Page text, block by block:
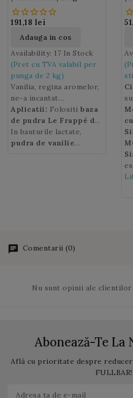
191,18 lei
Adauga in cos
Availability: 17 In Stock
(Pret cu TVA valabil per
punga de 2 kg)
Vanilia, regina aromelor,
ne-a incantat
intotdeauna deserturile
si bauturile. Preparati
smoothie-uri si shake-
uri delicioase intr-un
Aplicatii: Folositi baza
de pudra Le Frappé de
Vanilie MONIN
pentru prepararea
daca
pudra de
vanilie
este folosita
In bauturile lactate,
pudra de vanilie
Comentarii (0)
Nu sunt opinii ale clientilor
Abonează-Te
Află cu prioritate despre
FULLBAR!